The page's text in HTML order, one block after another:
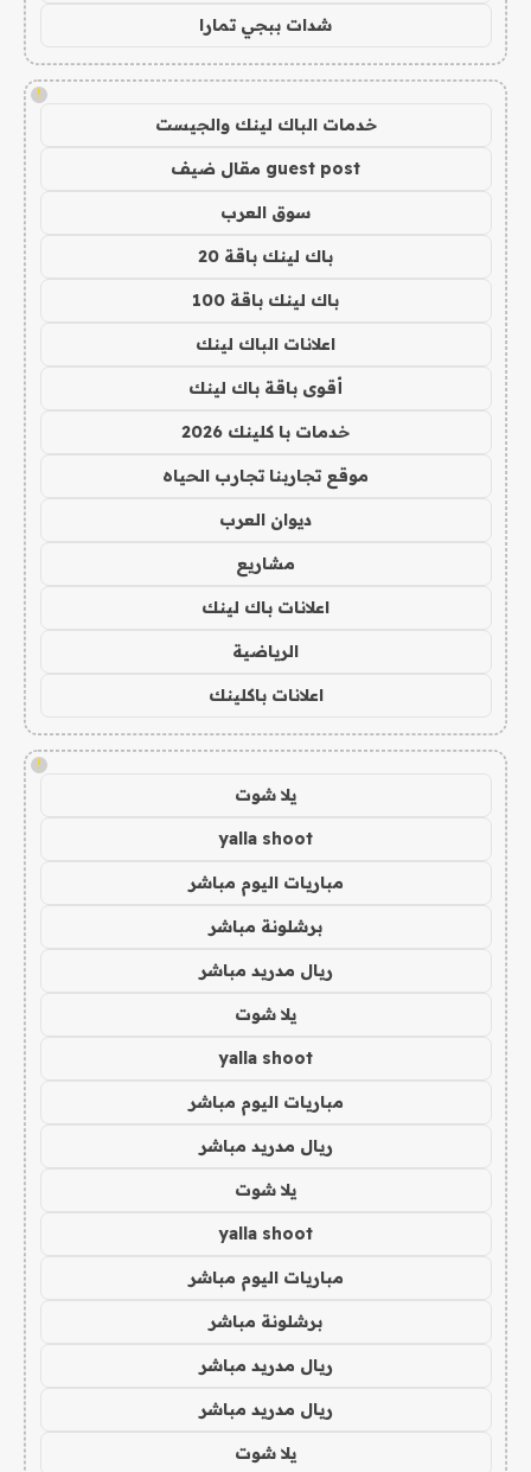
شدات ببجي تمارا
!
خدمات الباك لينك والجيست
guest post مقال ضيف
سوق العرب
باك لينك باقة 20
باك لينك باقة 100
اعلانات الباك لينك
أقوى باقة باك لينك
خدمات با كلينك 2026
موقع تجاربنا تجارب الحياه
ديوان العرب
مشاريع
اعلانات باك لينك
الرياضية
اعلانات باكلينك
!
يلا شوت
yalla shoot
مباريات اليوم مباشر
برشلونة مباشر
ريال مدريد مباشر
يلا شوت
yalla shoot
مباريات اليوم مباشر
ريال مدريد مباشر
يلا شوت
yalla shoot
مباريات اليوم مباشر
برشلونة مباشر
ريال مدريد مباشر
ريال مدريد مباشر
يلا شوت